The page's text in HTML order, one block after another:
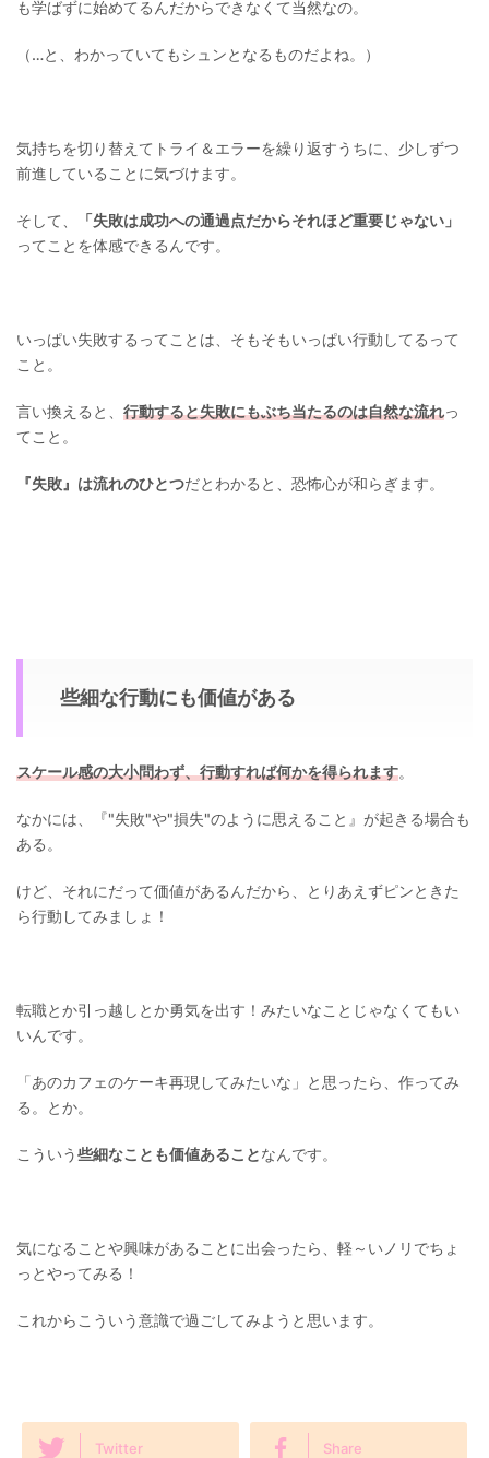
も学ばずに始めてるんだからできなくて当然なの。
（…と、わかっていてもシュンとなるものだよね。）
気持ちを切り替えてトライ＆エラーを繰り返すうちに、少しずつ
前進していることに気づけます。
そして、
「失敗は成功への通過点だからそれほど重要じゃない」
ってことを体感できるんです。
いっぱい失敗するってことは、そもそもいっぱい行動してるって
こと。
言い換えると、 行動すると失敗にもぶち当たるのは自然な流れっ
てこと。
『失敗』は流れのひとつだとわかると、恐怖心が和らぎます。
些細な行動にも価値がある
スケール感の大小問わず、行動すれば何かを得られます。
なかには、『"失敗"や"損失"のように思えること』が起きる場合も
ある。
けど、それにだって価値があるんだから、とりあえずピンときた
ら行動してみましょ！
転職とか引っ越しとか勇気を出す！みたいなことじゃなくてもい
いんです。
「あのカフェのケーキ再現してみたいな」と思ったら、作ってみ
る。とか。
こういう些細なことも価値あることなんです。
気になることや興味があることに出会ったら、軽～いノリでちょ
っとやってみる！
これからこういう意識で過ごしてみようと思います。
Twitter Share